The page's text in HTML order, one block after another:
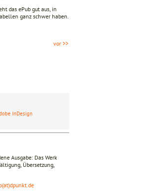
das ePub gut aus, in
ganz schwer haben.
vor >>
InDesign
Ausgabe: Das Werk
Übersetzung,